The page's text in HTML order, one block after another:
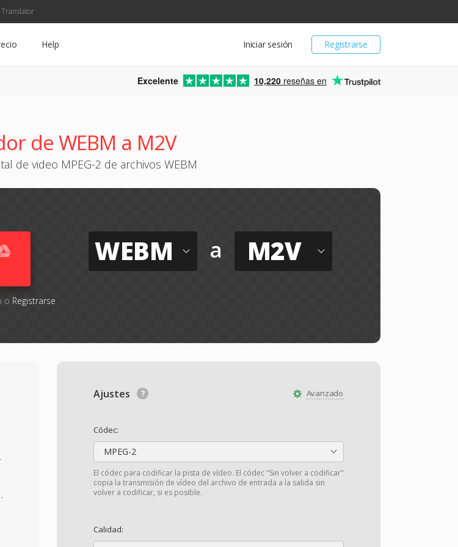
Registrarse
Iniciar sesión
Help
Excelente 10,220 reseñas en
de WEBM a M2V
de video MPEG-2 de archivos WEBM
o Registrarse
WEBM a M2V
Avanzado
Ajustes
Códec:
MPEG-2
El códec para codificar la pista de vídeo. El códec "Sin volver a codificar"
copia la transmisión de vídeo del archivo de entrada a la salida sin
volver a codificar, si es posible.
Calidad: